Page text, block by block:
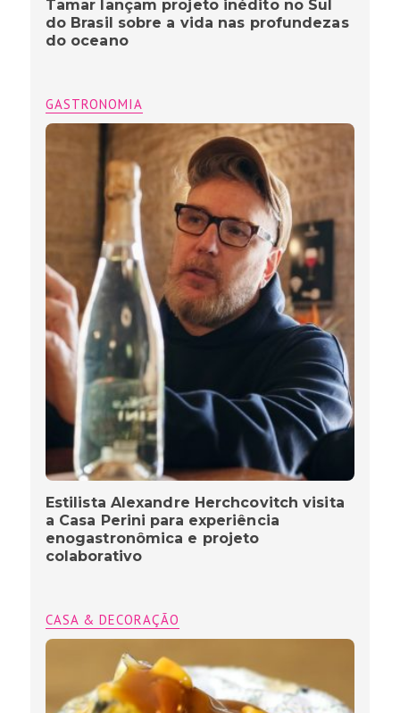
Tamar lançam projeto inédito no Sul
do Brasil sobre a vida nas profundezas
do oceano
GASTRONOMIA
Estilista Alexandre Herchcovitch visita
a Casa Perini para experiência
enogastronômica e projeto
colaborativo
CASA & DECORAÇÃO